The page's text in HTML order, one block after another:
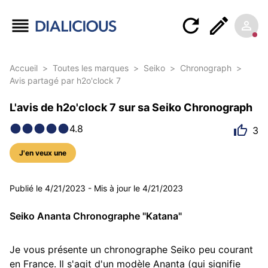
Accueil > Toutes les marques > Seiko > Chronograph >
Avis partagé par h2o'clock 7
L'avis de h2o'clock 7 sur sa Seiko Chronograph
4.8
J'en veux une
3
5 photos
Publié le 4/21/2023 - Mis à jour le 4/21/2023
Seiko Ananta Chronographe "Katana"
Je vous présente un chronographe Seiko peu courant
en France. Il s'agit d'un modèle Ananta (qui signifie